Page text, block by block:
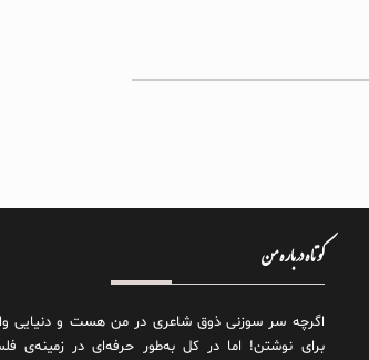
کوتاه درباره من
اگرچه سر سوزنی ذوق شاعری در من هست و دنیایی
برای نوشتن! اما در کل به‌طور حرفه‌ای در زمینه‌ی